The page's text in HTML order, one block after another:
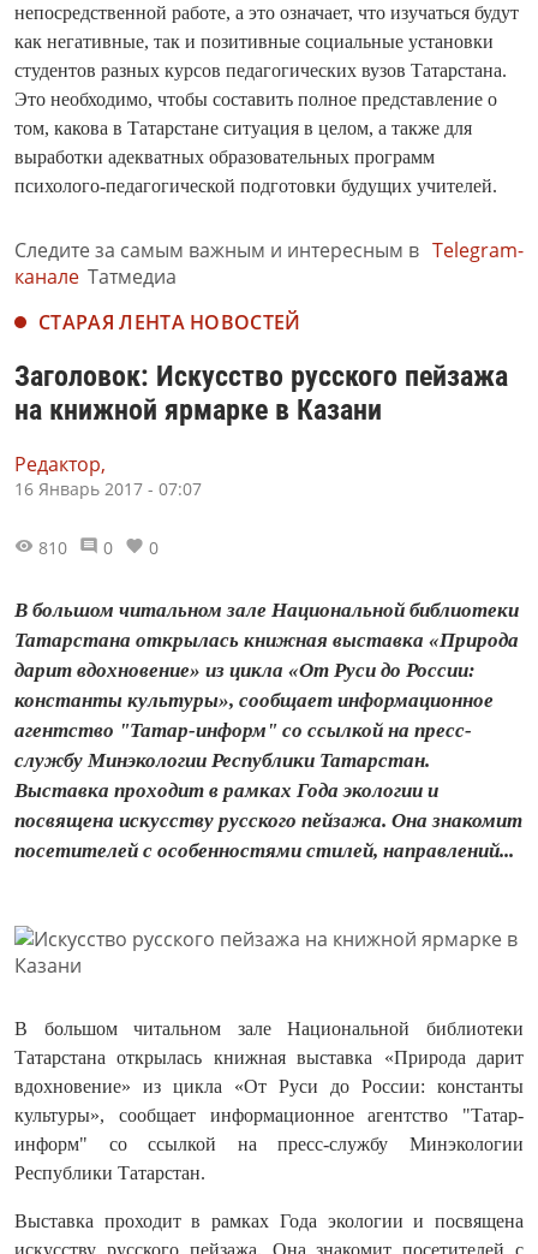
непосредственной работе, а это означает, что изучаться будут
как негативные, так и позитивные социальные установки
студентов разных курсов педагогических вузов Татарстана.
Это необходимо, чтобы составить полное представление о
том, какова в Татарстане ситуация в целом, а также для
выработки адекватных образовательных программ
психолого-педагогической подготовки будущих учителей.
Следите за самым важным и интересным в Telegram-
канале Татмедиа
СТАРАЯ ЛЕНТА НОВОСТЕЙ
Заголовок: Искусство русского пейзажа
на книжной ярмарке в Казани
Редактор,
16 Январь 2017 - 07:07
810 0 0
В большом читальном зале Национальной библиотеки
Татарстана открылась книжная выставка «Природа
дарит вдохновение» из цикла «От Руси до России:
константы культуры», сообщает информационное
агентство "Татар-информ" со ссылкой на пресс-
службу Минэкологии Республики Татарстан.
Выставка проходит в рамках Года экологии и
посвящена искусству русского пейзажа. Она знакомит
посетителей с особенностями стилей, направлений...
В большом читальном зале Национальной библиотеки
Татарстана открылась книжная выставка «Природа дарит
вдохновение» из цикла «От Руси до России: константы
культуры», сообщает информационное агентство "Татар-
информ" со ссылкой на пресс-службу Минэкологии
Республики Татарстан.
Выставка проходит в рамках Года экологии и посвящена
искусству русского пейзажа. Она знакомит посетителей с